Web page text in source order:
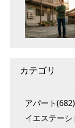
カテゴリ
アパート(682)
イエステー